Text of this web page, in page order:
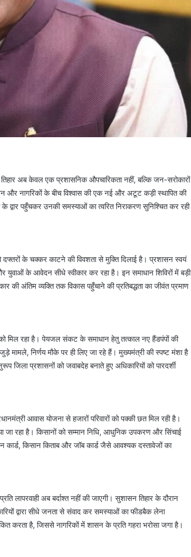
अब केवल एक प्रशासनिक औपचारिकता नहीं, बल्कि जन-सरोकारों
नागरिकों के बीच विश्वास की एक नई और अटूट कड़ी स्थापित की
पहुँचकर उनकी समस्याओं का त्वरित निराकरण सुनिश्चित कर रही
के चक्कर काटने की विवशता से मुक्ति दिलाई है। प्रशासन स्वयं
युवाओं के आवेदन सीधे स्वीकार कर रहा है। इन समाधान शिविरों में बड़ी
की अंतिम व्यक्ति तक विकास पहुँचाने की प्रतिबद्धता का जीवंत प्रमाण
मिल रहा है। पेयजल संकट के समाधान हेतु तत्काल नए हैंडपंपों की
निर्णय मौके पर ही लिए जा रहे हैं। मुख्यमंत्री की स्पष्ट मंशा है
प्रशासनों को जवाबदेह बनाते हुए अधिकारियों को पारदर्शी
आवास योजना से हजारों परिवारों को पक्की छत मिल रही है।
जा रहा है। किसानों को सम्मान निधि, आधुनिक उपकरण और सिंचाई
कार्ड, किसान किताब और जॉब कार्ड जैसे आवश्यक दस्तावेजों का
अब बर्दाश्त नहीं की जाएगी। सुशासन तिहार के दौरान
द्वारा सीधे जनता से संवाद कर समस्याओं का फीडबैक लेना
करता है, जिससे नागरिकों में शासन के प्रति गहरा भरोसा जगा है।